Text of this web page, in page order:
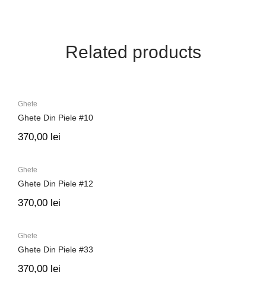
Related products
Ghete
Ghete Din Piele #10
370,00 lei
Ghete
Ghete Din Piele #12
370,00 lei
Ghete
Ghete Din Piele #33
370,00 lei